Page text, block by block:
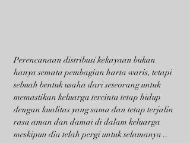
Perencanaan distribusi kekayaan bukan
hanya semata pembagian harta waris, tetapi
sebuah bentuk usaha dari seseorang untuk
memastikan keluarga tercinta tetap hidup
dengan kualitas yang sama dan tetap terjalin
rasa aman dan damai di dalam keluarga
meskipun dia telah pergi untuk selamanya ..